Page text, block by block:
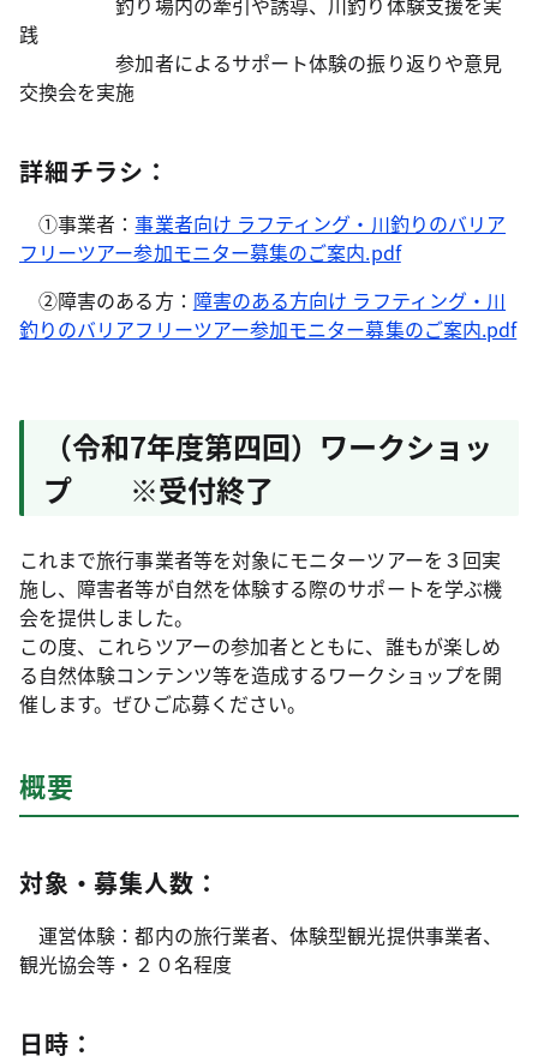
践
参加者によるサポート体験の振り返りや意見
交換会を実施
詳細チラシ：
①事業者：事業者向け ラフティング・川釣りのバリア
フリーツアー参加モニター募集のご案内.pdf
②障害のある方： 障害のある方向け ラフティング・川
釣りのバリアフリーツアー参加モニター募集のご案内.pdf
（令和7年度第四回）ワークショッ
プ ※受付終了
これまで旅行事業者等を対象にモニターツアーを３回実
施し、障害者等が自然を体験する際のサポートを学ぶ機
会を提供しました。
この度、これらツアーの参加者とともに、誰もが楽しめ
る自然体験コンテンツ等を造成するワークショップを開
催します。ぜひご応募ください。
概要
対象・募集人数：
運営体験：都内の旅行業者、体験型観光提供事業者、
観光協会等・２０名程度
日時：